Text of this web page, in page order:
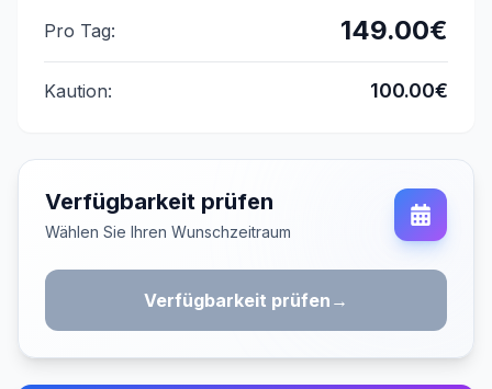
Pro Tag: 149.00€
Kaution: 100.00€
Verfügbarkeit prüfen
Wählen Sie Ihren Wunschzeitraum
Verfügbarkeit prüfen →